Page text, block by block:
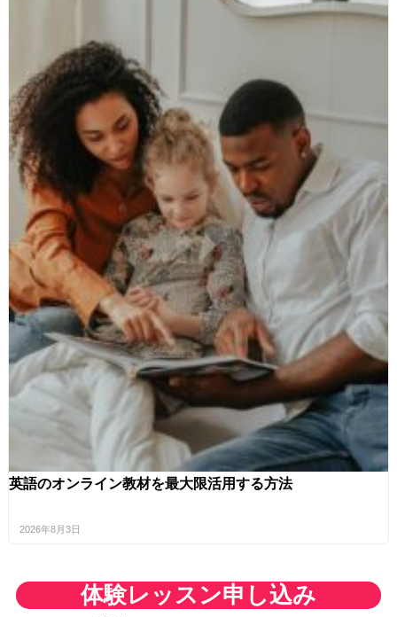
英語のオンライン教材を最大限活用する方法
2026年8月3日
体験レッスン申し込み